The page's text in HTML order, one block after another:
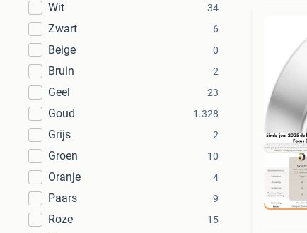
Wit 34
Zwart 6
Beige 0
Bruin 2
Geel 23
Goud 1.328
Grijs 2
Groen 10
Oranje 4
Paars 9
Roze 15